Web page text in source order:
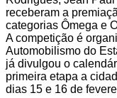
receberam a
categorias Ômega e
A competição é
Automobilismo do
já divulgou o
primeira etapa a
dias 15 e 16 de